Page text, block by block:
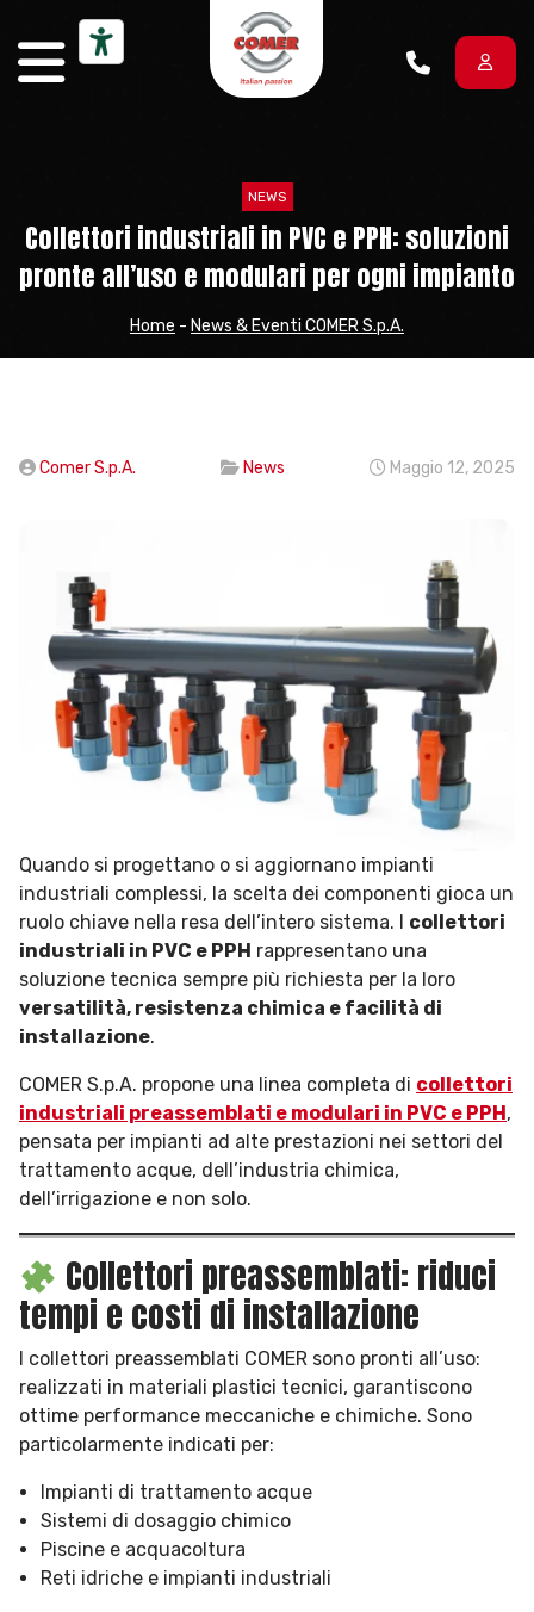
NEWS
Collettori industriali in PVC e PPH: soluzioni
pronte all’uso e modulari per ogni impianto
Home - News & Eventi COMER S.p.A.
Comer S.p.A. News Maggio 12, 2025
Quando si progettano o si aggiornano impianti
industriali complessi, la scelta dei componenti gioca un
ruolo chiave nella resa dell’intero sistema. I collettori
industriali in PVC e PPH rappresentano una
soluzione tecnica sempre più richiesta per la loro
versatilità, resistenza chimica e facilità di
installazione.
COMER S.p.A. propone una linea completa di collettori
industriali preassemblati e modulari in PVC e PPH,
pensata per impianti ad alte prestazioni nei settori del
trattamento acque, dell’industria chimica,
dell’irrigazione e non solo.
Collettori preassemblati: riduci
tempi e costi di installazione
I collettori preassemblati COMER sono pronti all’uso:
realizzati in materiali plastici tecnici, garantiscono
ottime performance meccaniche e chimiche. Sono
particolarmente indicati per:
Impianti di trattamento acque
Sistemi di dosaggio chimico
Piscine e acquacoltura
Reti idriche e impianti industriali